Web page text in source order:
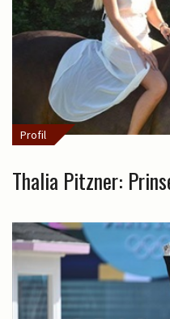
Profil
Thalia Pitzner: